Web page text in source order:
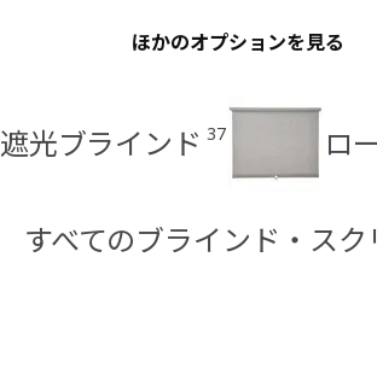
ほかのオプションを見る
遮光ブラインド 37 ロ
すべてのブラインド・スク